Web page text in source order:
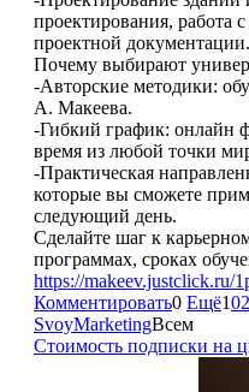
проектирования, работа
проектной документации.
Почему выбирают
-Авторские методики:
А. Макеева.
-Гибкий график: онлайн
время из любой точки
-Практическая
которые вы сможете
следующий день.
Сделайте шаг к
программах, сроках
https://makeev.justclick.ru/
Комментировать0 Ещё1
SvoyMarketingВсем
Стоимость подписки на